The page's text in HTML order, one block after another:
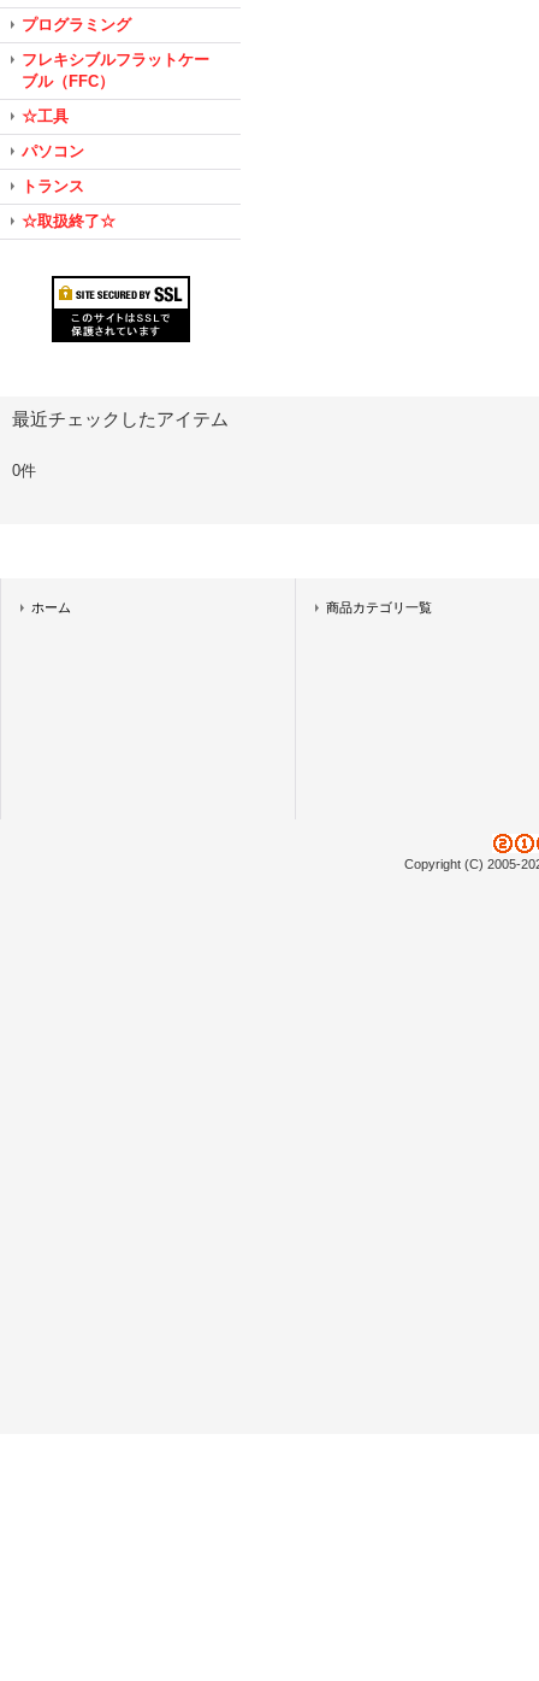
プログラミング
フレキシブルフラットケー
ブル（FFC）
☆工具
パソコン
トランス
☆取扱終了☆
最近チェックしたアイテム
0件
ホーム 商品カテゴリ一覧
Copyright (C) 2005-